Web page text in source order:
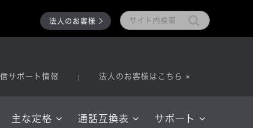
法人のお客様
サポート情報 法人のお客様はこちら »
主な定格 通話互換表 サポート